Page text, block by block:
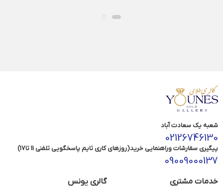
شعبه یک سعادت آباد
02126746130
پیگیری سفارشات وراهنمایی خرید(روزهای کاری تایم پاسخگویی تلفنی 11 تا17)
09009000137
خدمات مشتری گالری یونس